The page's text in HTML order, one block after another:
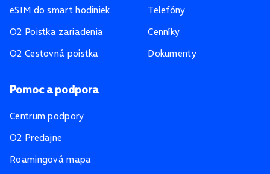
eSIM do smart hodiniek
O2 Poistka zariadenia
O2 Cestovná poistka
Telefóny
Cenníky
Dokumenty
Pomoc a podpora
Centrum podpory
O2 Predajne
Roamingová mapa